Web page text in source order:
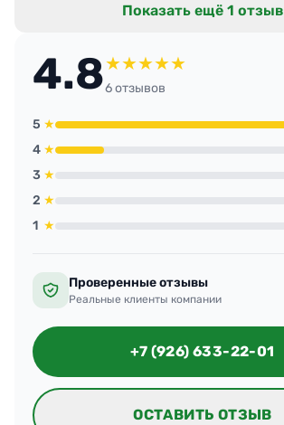
Показать ещё 1 отзыв
4.8★★★★★
6 отзывов
5 ★
4 ★
3 ★
2 ★
1 ★
Проверенные отзывы
Реальные клиенты компании
+7 (926) 633-22-01
ОСТАВИТЬ ОТЗЫВ